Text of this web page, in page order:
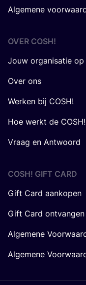
Algemene
OVER COSH!
Jouw organisatie op
Over ons
Werken bij COSH!
Hoe werkt de
Vraag en Antwoord
COSH! GIFT CARD
Gift Card aankopen
Gift Card
Algemene
Algemene